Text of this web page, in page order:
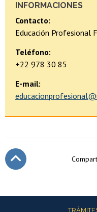
INFORMACIONES
Contacto:
Educación Profesional
Teléfono:
+22 978 30 85
E-mail:
Más información